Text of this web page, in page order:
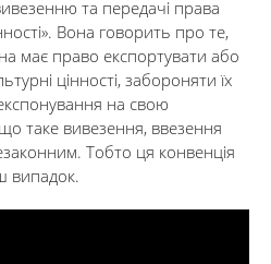
та передачі права
Вона говорить про те,
має право експортувати або
цінності, забороняти їх
на свою
таке вивезення, ввезення
Тобто ця конвенція
випадок.